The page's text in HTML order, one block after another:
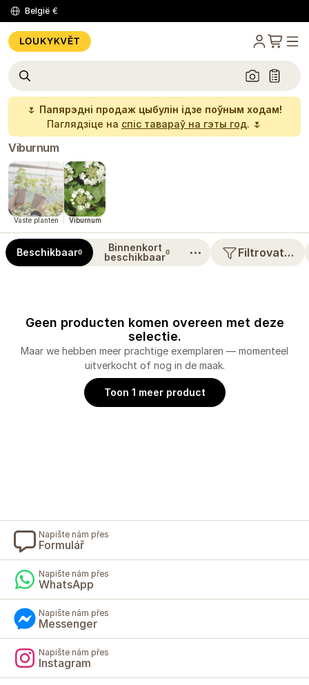
België €
🌷 Папярэдні продаж цыбулін ідзе поўным ходам!
Паглядзіце на спіс тавараў на гэты год. 🌷
Viburnum
Vaste planten Viburnum
Beschikbaar0
Binnenkort
beschikbaar0 ⋯ Filtrovat…
Geen producten komen overeen met deze
selectie.
Maar we hebben meer prachtige exemplaren — momenteel
uitverkocht of nog in de maak.
Toon 1 meer product
Napište nám přes
Formulář
Napište nám přes
WhatsApp
Napište nám přes
Messenger
Napište nám přes
Instagram